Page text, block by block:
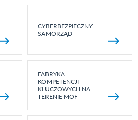
CYBERBEZPIECZNY
SAMORZĄD
FABRYKA
KOMPETENCJI
KLUCZOWYCH NA
TERENIE MOF